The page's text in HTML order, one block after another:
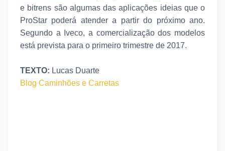
e bitrens são algumas das aplicações ideias que o
ProStar poderá atender a partir do próximo ano.
Segundo a Iveco, a comercialização dos modelos
está prevista para o primeiro trimestre de 2017.
TEXTO: Lucas Duarte
Blog Caminhões e Carretas